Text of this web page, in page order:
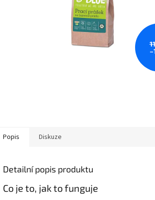
Popis Diskuze
Detailní popis produktu
Co je to, jak to funguje